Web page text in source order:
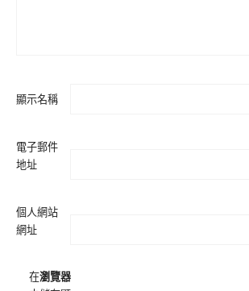
顯示名稱
電子郵件
地址
個人網站
網址
在瀏覽器